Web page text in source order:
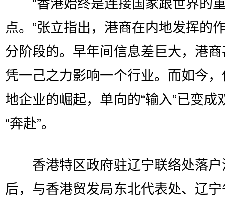
“香港始终是连接国家跟世界的
点。”张立指出，港商在内地发挥的
分阶段的。早年间信息差巨大，港
凭一己之力影响一个行业。而如今
地企业的崛起，单向的“输入”已变成
“奔赴”。
香港特区政府驻辽宁联络处落户
后，与香港贸发局东北代表处、辽